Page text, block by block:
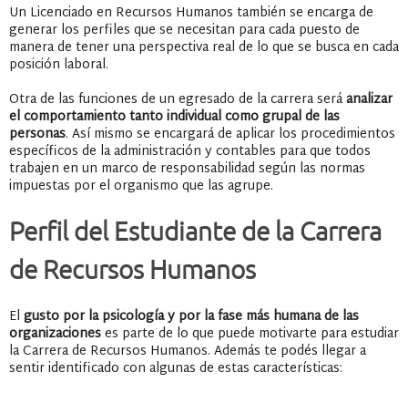
Un Licenciado en Recursos Humanos también se encarga de
generar los perfiles que se necesitan para cada puesto de
manera de tener una perspectiva real de lo que se busca en cada
posición laboral.
Otra de las funciones de un egresado de la carrera seráanalizar
el comportamiento tanto individual como grupal de las
personas. Así mismo se encargará de aplicar los procedimientos
específicos de la administración y contables para que todos
trabajen en un marco de responsabilidad según las normas
impuestas por el organismo que las agrupe.
Perfil del Estudiante de la Carrera
de Recursos Humanos
El gusto por la psicología y por la fase más humana de las
organizacioneses parte de lo que puede motivarte para estudiar
la Carrera de Recursos Humanos. Además te podés llegar a
sentir identificado con algunas de estas características: